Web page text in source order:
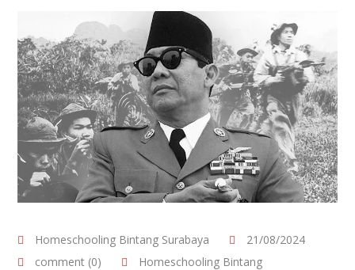
Homeschooling Bintang Surabaya
21/08/2024
comment (0)
Homeschooling Bintang